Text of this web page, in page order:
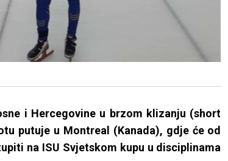
i Hercegovine u brzom klizanju (short
putuje u Montreal (Kanada), gdje će od
na ISU Svjetskom kupu u disciplinama